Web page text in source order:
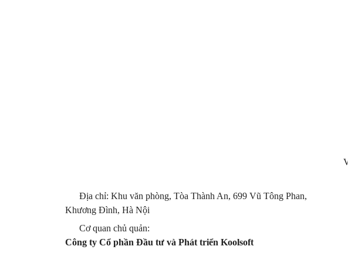
Địa chỉ: Khu văn phòng, Tòa Thành An, 699 Vũ Tông Phan,
Khương Đình, Hà Nội
Cơ quan chủ quản:
Công ty Cổ phần Đầu tư và Phát triển Koolsoft